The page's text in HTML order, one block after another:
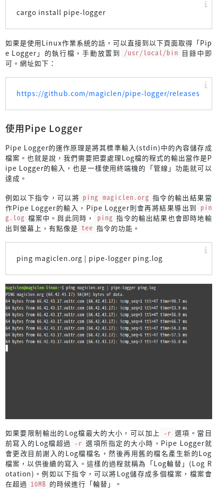
cargo install pipe-logger
如果是使用Linux作業系統的話，可以直接到以下頁面取得「Pip
e Logger」的執行檔，手動放置到 /usr/local/bin 目錄中即
可。網址如下：
https://github.com/magiclen/pipe-logger/releases
使用Pipe Logger
Pipe Logger的運作原理是將其標準輸入(stdin)中的內容儲存成
檔案。也就是說，我們需要把要處理Log檔的程式的輸出當作是P
ipe Logger的輸入，也是一樣使用終端機的「管線」功能就可以
達成。
例如以下指令，可以將 ping magiclen.org 指令的輸出結果當
作Pipe Logger的輸入，Pipe Logger則會再將結果導出到 pin
g.log 檔案中。與此同時， ping 指令的輸出結果也會即時地輸
出到螢幕上，有點像是 tee 指令的功能。
ping magiclen.org | pipe-logger ping.log
如果要限制輸出的Log檔最大的大小，可以加上 -r 選項。當目
前寫入的Log檔超過 -r 選項所指定的大小時，Pipe Logger就
會更改目前謝入的Log檔檔名，然後再用舊的檔名產生新的Log
檔案，以供後續的寫入。這樣的過程就稱為「Log輪替」(Log R
otation)。例如以下指令，可以將Log儲存成多個檔案，檔案會
在超過 10MB 的時候進行「輪替」。